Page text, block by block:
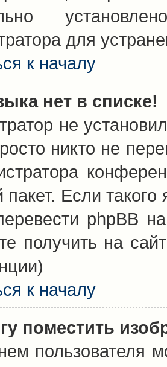
для
к началу
нет в списке!
не
никто не
пакет. Если
phpBB
получить на
к началу
поместить
пользователя